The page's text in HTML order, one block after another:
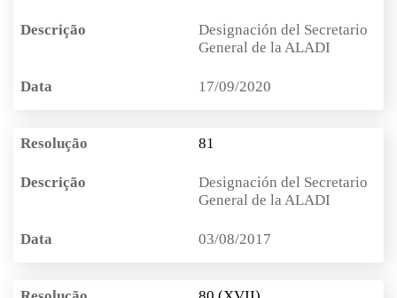
Designación del Secretario
General de la ALADI
17/09/2020
81
Designación del Secretario
General de la ALADI
03/08/2017